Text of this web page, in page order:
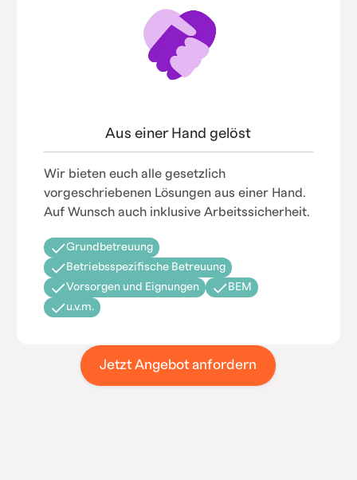
Aus einer Hand gelöst
Wir bieten euch alle gesetzlich
vorgeschriebenen Lösungen aus einer Hand.
Auf Wunsch auch inklusive Arbeitssicherheit.
Grundbetreuung
Betriebsspezifische Betreuung
Vorsorgen und Eignungen
BEM
u.v.m.
Jetzt Angebot anfordern